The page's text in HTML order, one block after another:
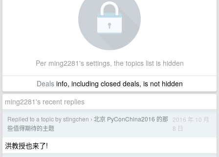
Per ming2281's settings, the topics list is hidden
Dealsinfo, including closed deals, is not hidden
ming2281's recent replies
Replied to a topic by stingchen › 北京 PyConChina2016 的那
些值得期待的主题
2016 年 10 月
8 日
洪教授也来了!